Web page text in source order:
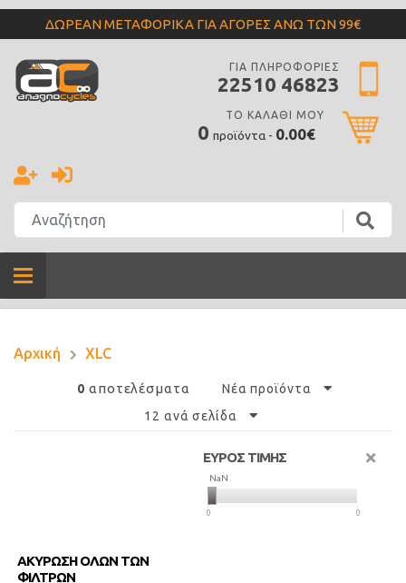
ΔΩΡΕΑΝ ΜΕΤΑΦΟΡΙΚΑ ΓΙΑ ΑΓΟΡΕΣ ΑΝΩ ΤΩΝ 99€
ΓΙΑ ΠΛΗΡΟΦΟΡΙΕΣ
22510 46823
ΤΟ ΚΑΛΑΘΙ ΜΟΥ
0 προϊόντα - 0.00€
Αρχική XLC
0 αποτελέσματα
Νέα προϊόντα
12 ανά σελίδα
ΕΥΡΟΣ ΤΙΜΗΣ
NaN
NaN
0 0
ΑΚΥΡΩΣΗ ΟΛΩΝ ΤΩΝ
ΦΙΛΤΡΩΝ